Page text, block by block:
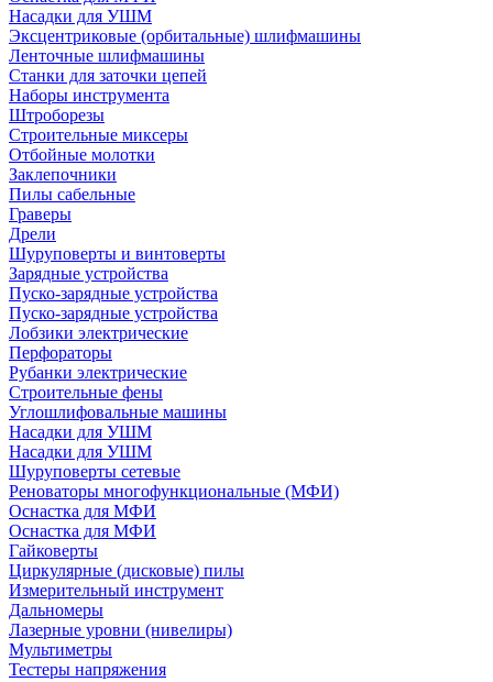
Насадки для УШМ
Эксцентриковые (орбитальные) шлифмашины
Ленточные шлифмашины
Станки для заточки цепей
Наборы инструмента
Штроборезы
Строительные миксеры
Отбойные молотки
Заклепочники
Пилы сабельные
Граверы
Дрели
Шуруповерты и винтоверты
Зарядные устройства
Пуско-зарядные устройства
Пуско-зарядные устройства
Лобзики электрические
Перфораторы
Рубанки электрические
Строительные фены
Углошлифовальные машины
Насадки для УШМ
Насадки для УШМ
Шуруповерты сетевые
Реноваторы многофункциональные (МФИ)
Оснастка для МФИ
Оснастка для МФИ
Гайковерты
Циркулярные (дисковые) пилы
Измерительный инструмент
Дальномеры
Лазерные уровни (нивелиры)
Мультиметры
Тестеры напряжения